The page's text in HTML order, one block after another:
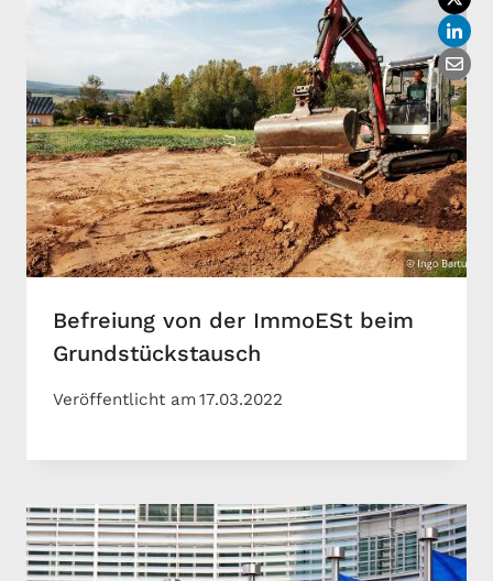
Befreiung von der ImmoESt beim
Grundstückstausch
Veröffentlicht am17.03.2022